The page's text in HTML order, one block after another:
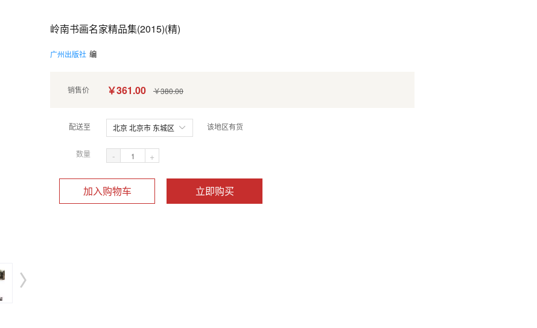
岭南书画名家精品集(2015)(精)
广州出版社 编
销售价 ￥361.00 ￥380.00
配送至 北京 北京市 东城区 该地区有货
数量 - +
加入购物车 立即购买